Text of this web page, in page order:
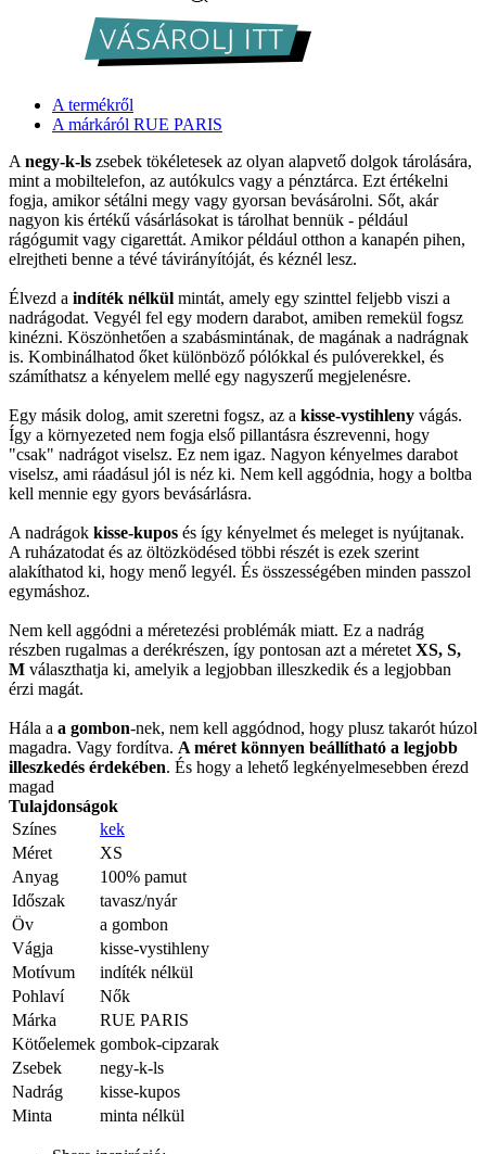
A termékről
A márkáról RUE PARIS
A negy-k-ls zsebek tökéletesek az olyan alapvető dolgok tárolására,
mint a mobiltelefon, az autókulcs vagy a pénztárca. Ezt értékelni
fogja, amikor sétálni megy vagy gyorsan bevásárolni. Sőt, akár
nagyon kis értékű vásárlásokat is tárolhat bennük - például
rágógumit vagy cigarettát. Amikor például otthon a kanapén pihen,
elrejtheti benne a tévé távirányítóját, és kéznél lesz.
Élvezd a indíték nélkül mintát, amely egy szinttel feljebb viszi a
nadrágodat. Vegyél fel egy modern darabot, amiben remekül fogsz
kinézni. Köszönhetően a szabásmintának, de magának a nadrágnak
is. Kombinálhatod őket különböző pólókkal és pulóverekkel, és
számíthatsz a kényelem mellé egy nagyszerű megjelenésre.
Egy másik dolog, amit szeretni fogsz, az a kisse-vystihleny vágás.
Így a környezeted nem fogja első pillantásra észrevenni, hogy
"csak" nadrágot viselsz. Ez nem igaz. Nagyon kényelmes darabot
viselsz, ami ráadásul jól is néz ki. Nem kell aggódnia, hogy a boltba
kell mennie egy gyors bevásárlásra.
A nadrágok kisse-kupos és így kényelmet és meleget is nyújtanak.
A ruházatodat és az öltözködésed többi részét is ezek szerint
alakíthatod ki, hogy menő legyél. És összességében minden passzol
egymáshoz.
Nem kell aggódni a méretezési problémák miatt. Ez a nadrág
részben rugalmas a derékrészen, így pontosan azt a méretet XS, S,
M választhatja ki, amelyik a legjobban illeszkedik és a legjobban
érzi magát.
Hála a a gombon-nek, nem kell aggódnod, hogy plusz takarót húzol
magadra. Vagy fordítva. A méret könnyen beállítható a legjobb
illeszkedés érdekében. És hogy a lehető legkényelmesebben érezd
magad
Tulajdonságok
Színes
kek
Méret
XS
Anyag
100% pamut
Időszak
tavasz/nyár
Öv
a gombon
Vágja
kisse-vystihleny
Motívum
indíték nélkül
Pohlaví
Nők
Márka
RUE PARIS
Kötőelemek gombok-cipzarak
Zsebek
negy-k-ls
Nadrág
kisse-kupos
Minta
minta nélkül